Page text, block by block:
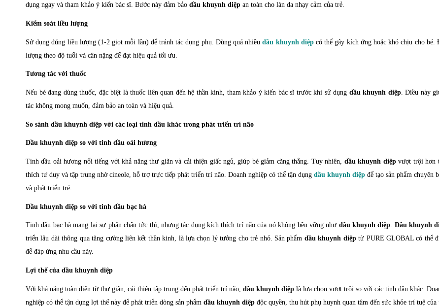
dụng ngay và tham khảo ý kiến bác sĩ. Bước này đảm bảo dầu khuynh diệp an toàn cho làn da nhạy cảm của trẻ.
Kiểm soát liều lượng
Sử dụng đúng liều lượng (1-2 giọt mỗi lần) để tránh tác dụng phụ. Dùng quá nhiềudầu khuynh diệpcó thể gây kích ứng hoặc khó chịu cho bé.
lượng theo độ tuổi và cân nặng để đạt hiệu quả tối ưu.
Tương tác với thuốc
Nếu bé đang dùng thuốc, đặc biệt là thuốc liên quan đến hệ thần kinh, tham khảo ý kiến bác sĩ trước khi sử dụng dầu khuynh diệp. Điều này
tác không mong muốn, đảm bảo an toàn và hiệu quả.
So sánh dầu khuynh diệp với các loại tinh dầu khác trong phát triển trí não
Dầu khuynh diệp so với tinh dầu oải hương
Tinh dầu oải hương nổi tiếng với khả năng thư giãn và cải thiện giấc ngủ, giúp bé giảm căng thẳng. Tuy nhiên, dầu khuynh diệpvượt trội hơn
thích tư duy và tập trung nhờ cineole, hỗ trợ trực tiếp phát triển trí não. Doanh nghiệp có thể tận dụngdầu khuynh diệp để tạo sản phẩm chuyên
và phát triển trẻ.
Dầu khuynh diệp so với tinh dầu bạc hà
Tinh dầu bạc hà mang lại sự phấn chấn tức thì, nhưng tác dụng kích thích trí não của nó không bền vững như dầu khuynh diệp. Dầu khuynh
triển lâu dài thông qua tăng cường liên kết thần kinh, là lựa chọn lý tưởng cho trẻ nhỏ. Sản phẩm dầu khuynh diệptừ PURE GLOBAL có thể
để đáp ứng nhu cầu này.
Lợi thế của dầu khuynh diệp
Với khả năng toàn diện từ thư giãn, cải thiện tập trung đến phát triển trí não,dầu khuynh diệp là lựa chọn vượt trội so với các tinh dầu khác.
nghiệp có thể tận dụng lợi thế này để phát triển dòng sản phẩm dầu khuynh diệp độc quyền, thu hút phụ huynh quan tâm đến sức khỏe trí tuệ của